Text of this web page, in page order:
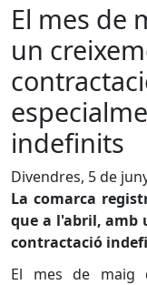
El mes de
un
indefinits
Divendres, 5 de
La comarca
que a l'abril, amb
contractació
El mes de maig